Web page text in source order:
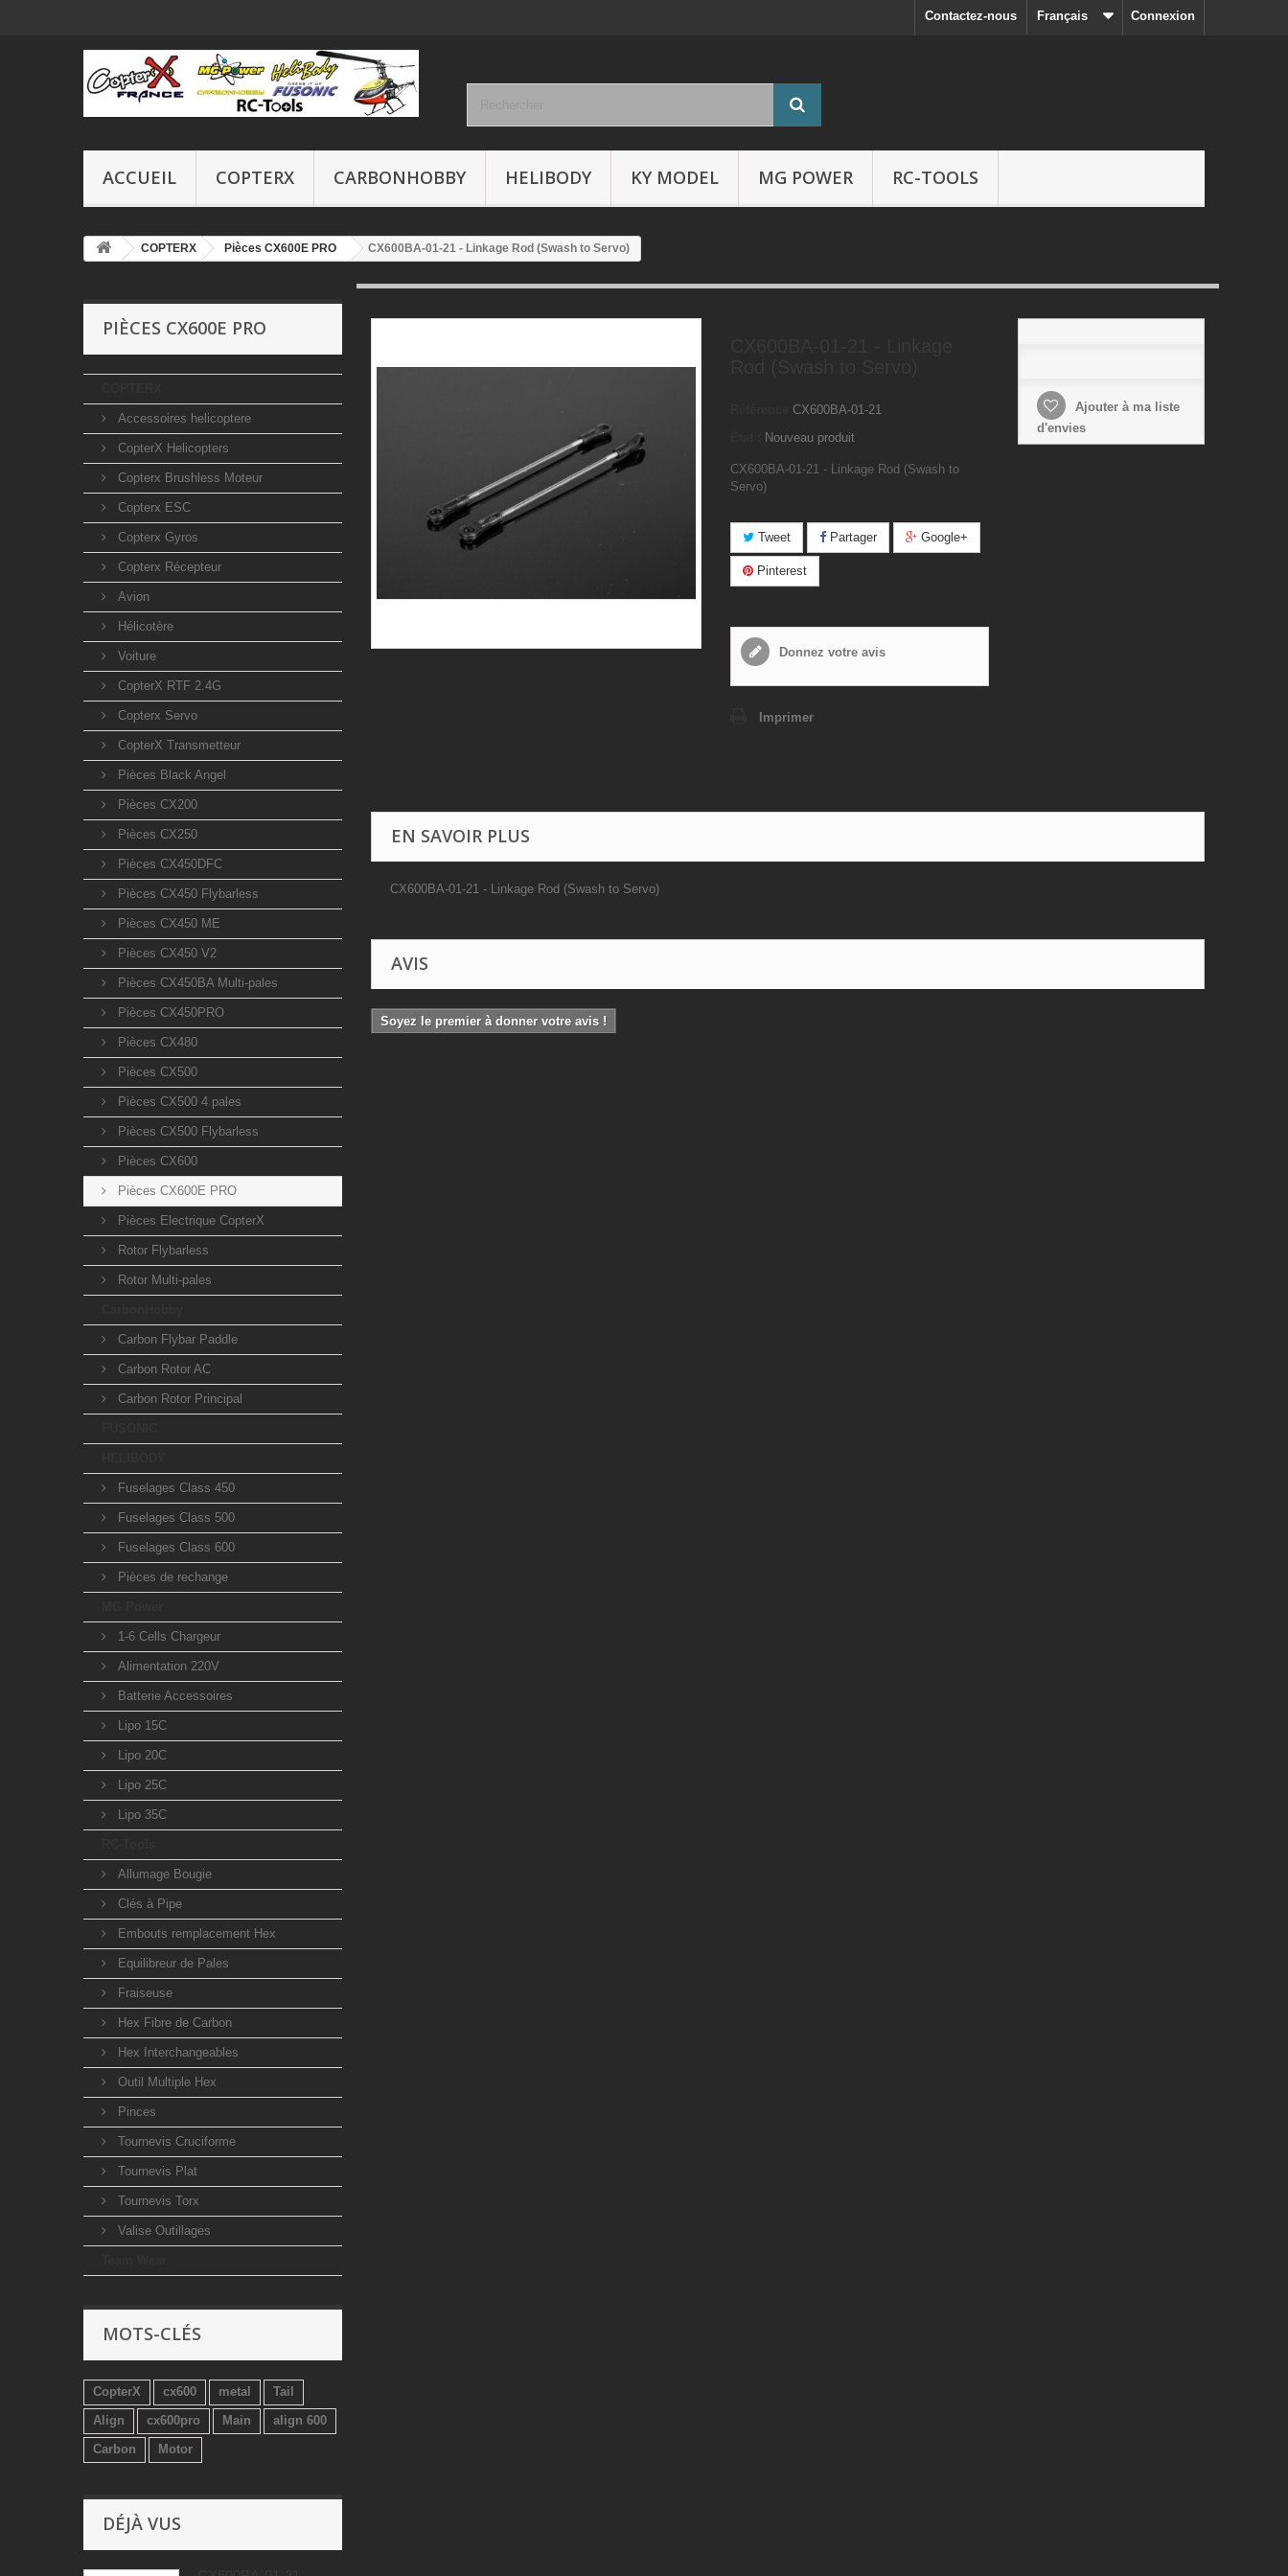
Connexion
Français
Contactez-nous
ACCUEIL COPTERX CARBONHOBBY HELIBODY KY MODEL MG POWER RC-TOOLS
COPTERX Pièces CX600E PRO CX600BA-01-21 - Linkage Rod (Swash to Servo)
PIÈCES CX600E PRO
Accessoires helicoptere
CopterX Helicopters
Copterx Brushless Moteur
Copterx ESC
Copterx Gyros
Copterx Récepteur
Avion
Hélicotère
Voiture
CopterX RTF 2.4G
Copterx Servo
CopterX Transmetteur
Pièces Black Angel
Pièces CX200
Pièces CX250
Pièces CX450DFC
Pièces CX450 Flybarless
Pièces CX450 ME
Pièces CX450 V2
Pièces CX450BA Multi-pales
Pièces CX450PRO
Pièces CX480
Pièces CX500
Pièces CX500 4 pales
Pièces CX500 Flybarless
Pièces CX600
Pièces CX600E PRO
Pièces Electrique CopterX
Rotor Flybarless
Rotor Multi-pales
Carbon Flybar Paddle
Carbon Rotor AC
Carbon Rotor Principal
Fuselages Class 450
Fuselages Class 500
Fuselages Class 600
Pièces de rechange
1-6 Cells Chargeur
Alimentation 220V
Batterie Accessoires
Lipo 15C
Lipo 20C
Lipo 25C
Lipo 35C
Allumage Bougie
Clés à Pipe
Embouts remplacement Hex
Equilibreur de Pales
Fraiseuse
Hex Fibre de Carbon
Hex Interchangeables
Outil Multiple Hex
Pinces
Tournevis Cruciforme
Tournevis Plat
Tournevis Torx
Valise Outillages
MOTS-CLÉS
CopterX cx600 metal
Tail
Align
cx600pro Main
align 600
Carbon
Motor
DÉJÀ VUS
CX600BA-01-21
Nouveau produit
CX600BA-01-21 - Linkage Rod (Swash to
Servo)
Tweet Partager Google+
Pinterest
Donnez votre avis
Imprimer
Ajouter à ma liste
d'envies
EN SAVOIR PLUS
CX600BA-01-21 - Linkage Rod (Swash to Servo)
AVIS
Soyez le premier à donner votre avis !